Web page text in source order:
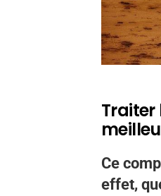
Traiter
Ce
effet,